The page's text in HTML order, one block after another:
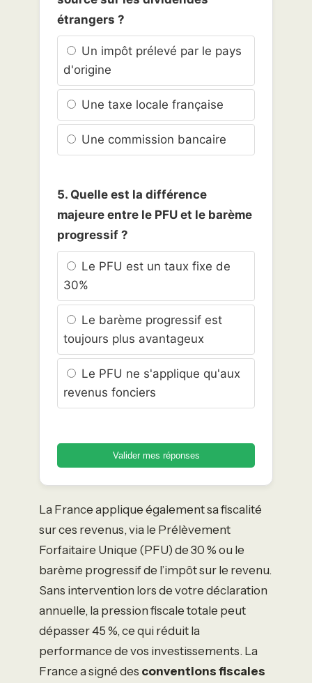
étrangers ?
Un impôt prélevé par le pays
d'origine
Une taxe locale française
Une commission bancaire
5. Quelle est la différence
majeure entre le PFU et le barème
progressif ?
Le PFU est un taux fixe de
30%
Le barème progressif est
toujours plus avantageux
Le PFU ne s'applique qu'aux
revenus fonciers
Valider mes réponses
La France applique également sa fiscalité
sur ces revenus, via le Prélèvement
Forfaitaire Unique (PFU) de 30 % ou le
barème progressif de l’impôt sur le revenu.
Sans intervention lors de votre déclaration
annuelle, la pression fiscale totale peut
dépasser 45 %, ce qui réduit la
performance de vos investissements. La
France a signé des conventions fiscales